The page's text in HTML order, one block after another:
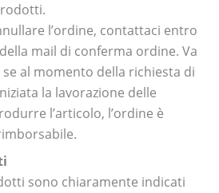
l’ordine, contattaci entro
mail di conferma ordine. Va
al momento della richiesta di
la lavorazione delle
l’articolo, l’ordine è
sono chiaramente indicati